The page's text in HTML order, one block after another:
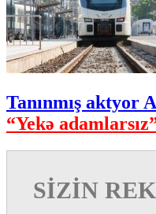
Tanınmış aktyor
“Yekə
SİZİN